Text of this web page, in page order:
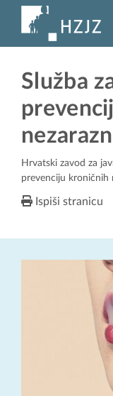
Služba
Hrvatski zavod za
prevenciju kroničnih
Ispiši stranicu